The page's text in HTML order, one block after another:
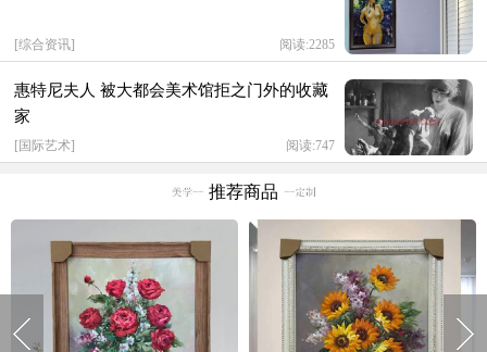
[综合资讯] 阅读:2285
惠特尼夫人 被大都会美术馆拒之门外的收藏
家
[国际艺术] 阅读:747
推荐商品